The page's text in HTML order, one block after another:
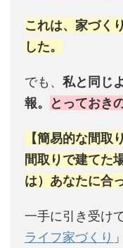
これは、家づく
した。
でも、 私と同じ
報。
とっておき
【簡易的な間取
間取りで建てた
は）あなたに合
一手に引き受け
ライフ家づくり